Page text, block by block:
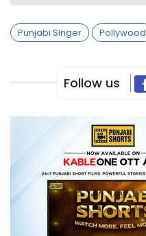
Punjabi Singer Pollywood
Follow us